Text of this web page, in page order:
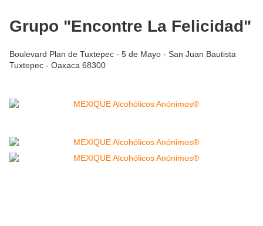
Grupo "Encontre La Felicidad"
Boulevard Plan de Tuxtepec - 5 de Mayo - San Juan Bautista
Tuxtepec - Oaxaca 68300